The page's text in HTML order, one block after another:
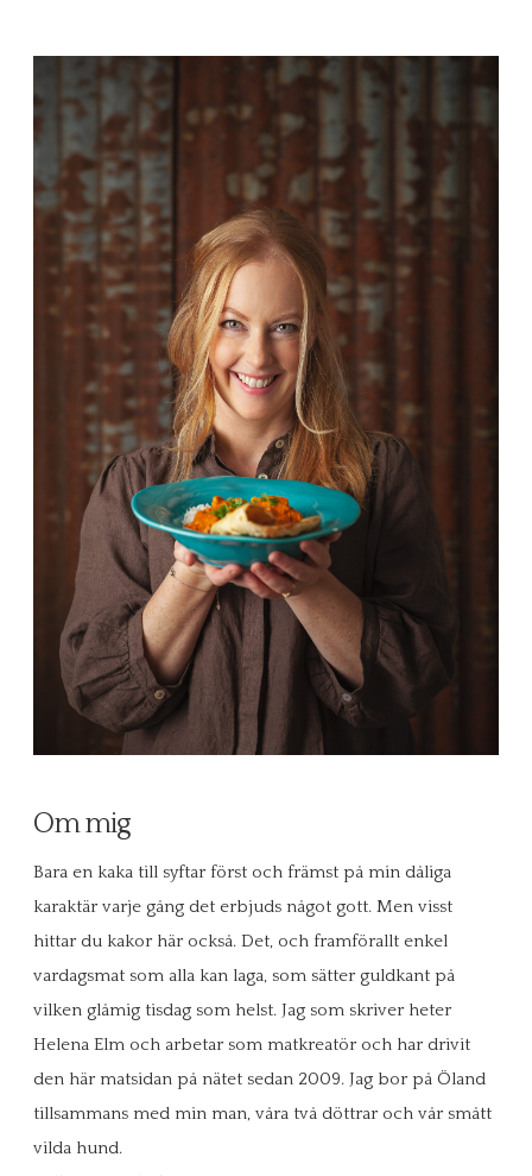
Om mig
Bara en kaka till syftar först och främst på min dåliga
karaktär varje gång det erbjuds något gott. Men visst
hittar du kakor här också. Det, och framförallt enkel
vardagsmat som alla kan laga, som sätter guldkant på
vilken glåmig tisdag som helst. Jag som skriver heter
Helena Elm och arbetar som matkreatör och har drivit
den här matsidan på nätet sedan 2009. Jag bor på Öland
tillsammans med min man, våra två döttrar och vår smått
vilda hund.